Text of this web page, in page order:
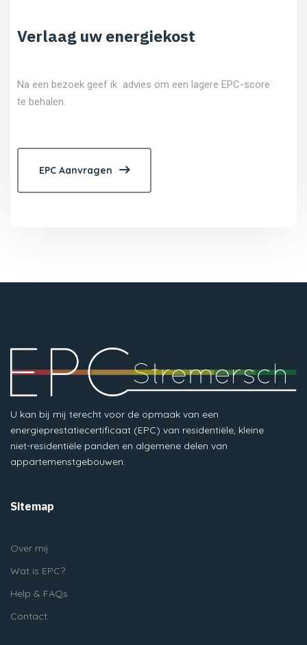
Verlaag uw energiekost
Na een bezoek geef ik advies om een lagere EPC-score
te behalen.
EPC Aanvragen
U kan bij mij terecht voor de opmaak van een
energieprestatiecertificaat (EPC) van residentiële, kleine
niet-residentiële panden en algemene delen van
appartemenstgebouwen.
Sitemap
Over mij
Wat is EPC?
Help & FAQs
Contact